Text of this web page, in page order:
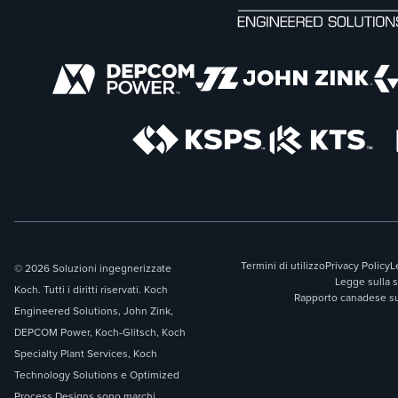
© 2026 Soluzioni ingegnerizzate
Koch. Tutti i diritti riservati. Koch
Engineered Solutions, John Zink,
DEPCOM Power, Koch-Glitsch, Koch
Specialty Plant Services, Koch
Technology Solutions e Optimized
Termini di utilizzoPrivacy Policy
Legge sulla
Rapporto canadese